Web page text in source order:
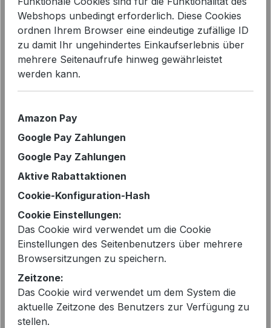
Bildergalerie überspringen
Verkaufspreis:
69,99 € 129,00 €*
Sie sparen 46%
vorher 129,00 €
Preise inkl. MwSt. zzgl. Versandkosten
Sofort verfügbar, Lieferzeit: 2-5 Tage
Webshops unbedingt erforderlich. Diese Cookies
ordnen Ihrem Browser eine eindeutige zufällige ID
zu damit Ihr ungehindertes Einkaufserlebnis über
mehrere Seitenaufrufe hinweg gewährleistet
werden kann.
Amazon Pay
Google Pay Zahlungen
Google Pay Zahlungen
Aktive Rabattaktionen
Cookie-Konfiguration-Hash
Cookie Einstellungen:
Das Cookie wird verwendet um die Cookie
Einstellungen des Seitenbenutzers über mehrere
Browsersitzungen zu speichern.
Zeitzone:
Das Cookie wird verwendet um dem System die
aktuelle Zeitzone des Benutzers zur Verfügung zu
stellen.